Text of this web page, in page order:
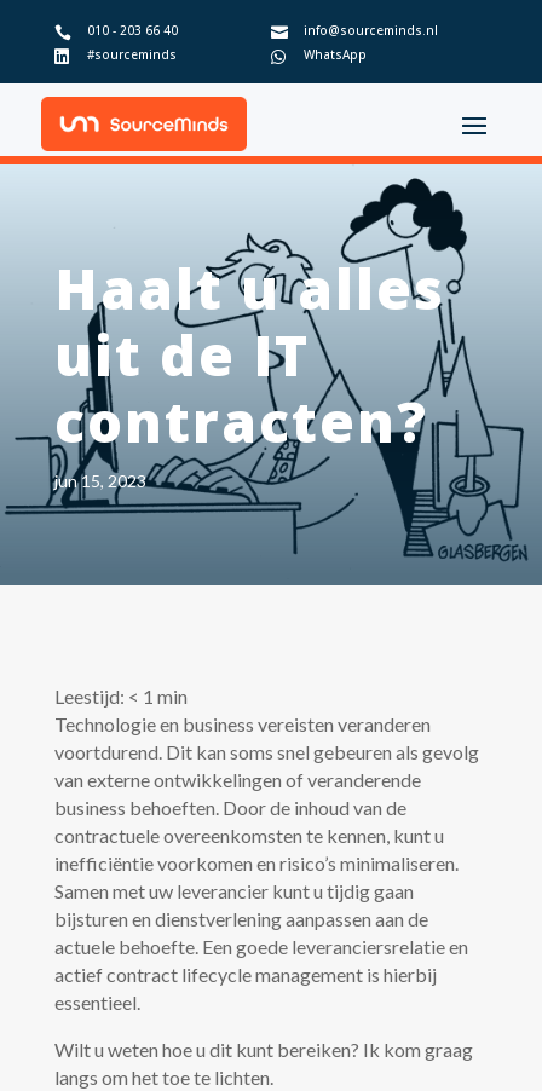

010 - 203 66 40

#sourceminds

info@sourceminds.nl

WhatsApp
Haalt u alles
uit de IT
contracten?
jun 15, 2023
Leestijd: < 1 min
Technologie en business vereisten veranderen
voortdurend. Dit kan soms snel gebeuren als gevolg
van externe ontwikkelingen of veranderende
business behoeften. Door de inhoud van de
contractuele overeenkomsten te kennen, kunt u
inefficiëntie voorkomen en risico’s minimaliseren.
Samen met uw leverancier kunt u tijdig gaan
bijsturen en dienstverlening aanpassen aan de
actuele behoefte. Een goede leveranciersrelatie en
actief contract lifecycle management is hierbij
essentieel.
Wilt u weten hoe u dit kunt bereiken? Ik kom graag
langs om het toe te lichten.